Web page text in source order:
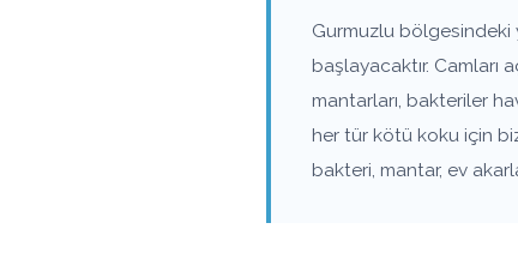
Gurmuzlu bölgesindeki
başlayacaktır. Camları
mantarları, bakteriler
her tür kötü koku için
bakteri, mantar, ev